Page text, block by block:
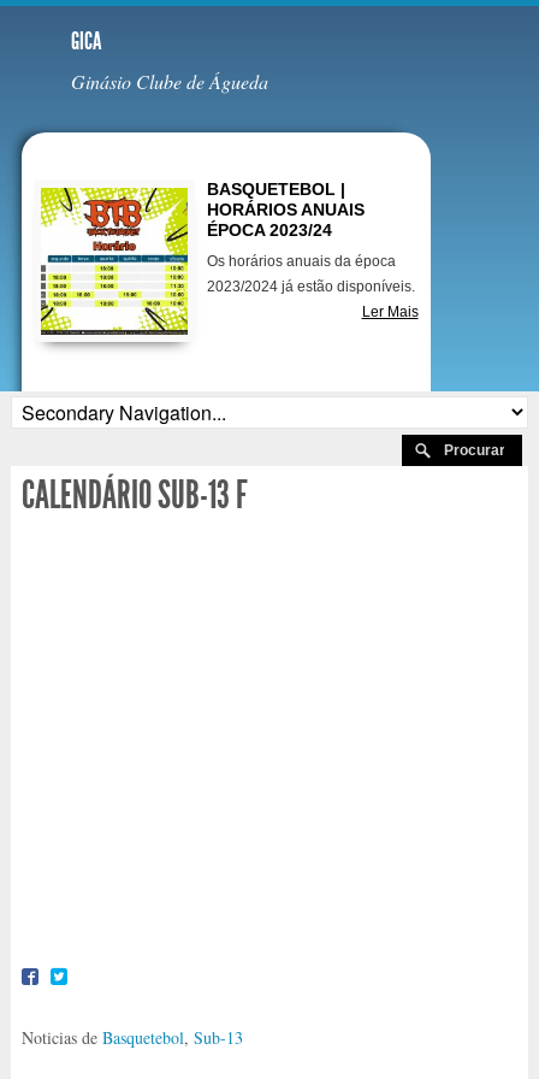
GICA
Ginásio Clube de Águeda
BASQUETEBOL |
HORÁRIOS ANUAIS
ÉPOCA 2023/24
Os horários anuais da época
2023/2024 já estão disponíveis.
Ler Mais
CALENDÁRIO SUB-13 F
Noticias de Basquetebol, Sub-13